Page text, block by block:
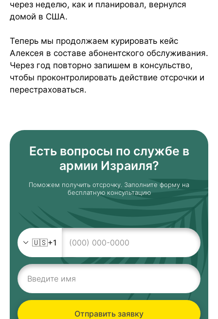
через неделю, как и планировал, вернулся
домой в США.
Теперь мы продолжаем курировать кейс
Алексея в составе абонентского обслуживания.
Через год повторно запишем в консульство,
чтобы проконтролировать действие отсрочки и
перестраховаться.
Есть вопросы по службе в
армии Израиля?
Поможем получить отсрочку. Заполните форму на
бесплатную консультацию
🇺🇸+1
Отправить заявку